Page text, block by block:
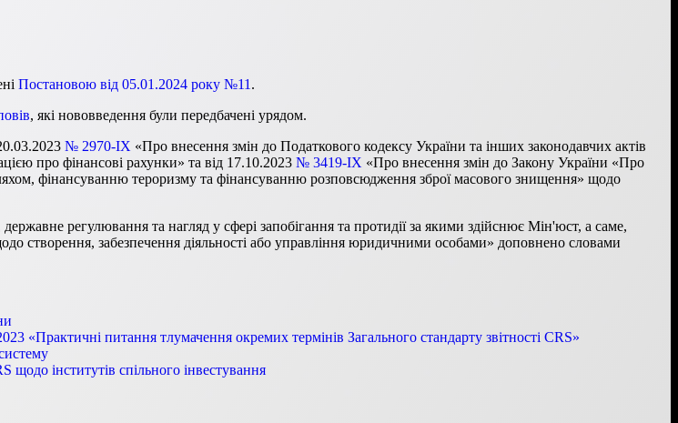
Постановою від 05.01.2024 року №11 .
, які нововведення були передбачені урядом.
№ 2970-IX «Про внесення змін до Податкового кодексу України та інших законодавчих актів
про фінансові рахунки» та від 17.10.2023 № 3419-IX «Про внесення змін до Закону України «Про
фінансуванню тероризму та фінансуванню розповсюдження зброї масового знищення» щодо
державне регулювання та нагляд у сфері запобігання та протидії за якими здійснює Мін'юст, а саме,
створення, забезпечення діяльності або управління юридичними особами» доповнено словами
питання тлумачення окремих термінів Загального стандарту звітності CRS»
щодо інститутів спільного інвестування